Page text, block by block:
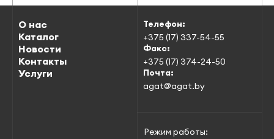
О нас
Каталог
Новости
Контакты
Услуги
Режим работы:
Телефон:
+375 (17) 337-54-55
Факс:
+375 (17) 374-24-50
Почта:
agat@agat.by